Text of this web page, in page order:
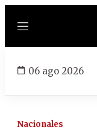
Menú
06 ago 2026
Nacionales